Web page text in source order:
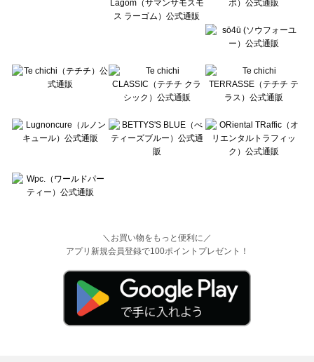
＼お買い物をもっと便利に／
アプリ新規会員登録で100ポイントプレゼント！